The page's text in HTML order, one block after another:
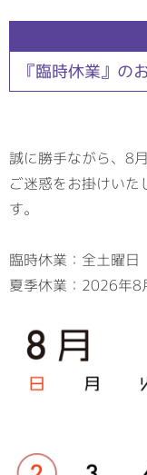
特設サイト
お問合せ
メディアポリ
『臨時休業』の
誠に勝手ながら、8
ご迷惑をお掛けい
す。
臨時休業：全土曜日
夏季休業：2026年